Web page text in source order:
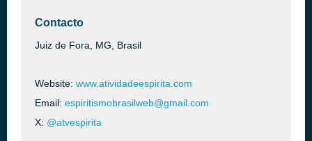
Contacto
Juiz de Fora, MG, Brasil
Website: www.atividadeespirita.com
Email: espiritismobrasilweb@gmail.com
X: @atvespirita